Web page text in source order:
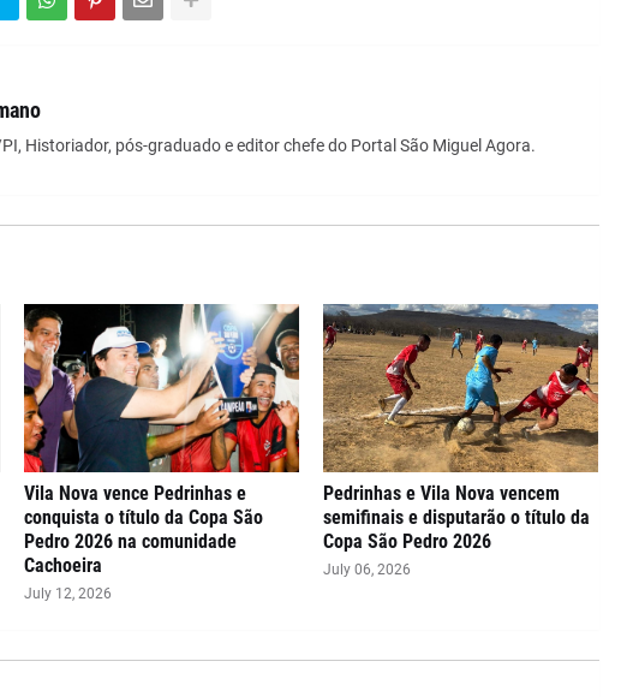
Historiador, pós-graduado e editor chefe do Portal São Miguel Agora.
Vila Nova vence Pedrinhas e
conquista o título da Copa São
Pedro 2026 na comunidade
Cachoeira
July 12, 2026
Pedrinhas e Vila Nova vencem
semifinais e disputarão o título da
Copa São Pedro 2026
July 06, 2026